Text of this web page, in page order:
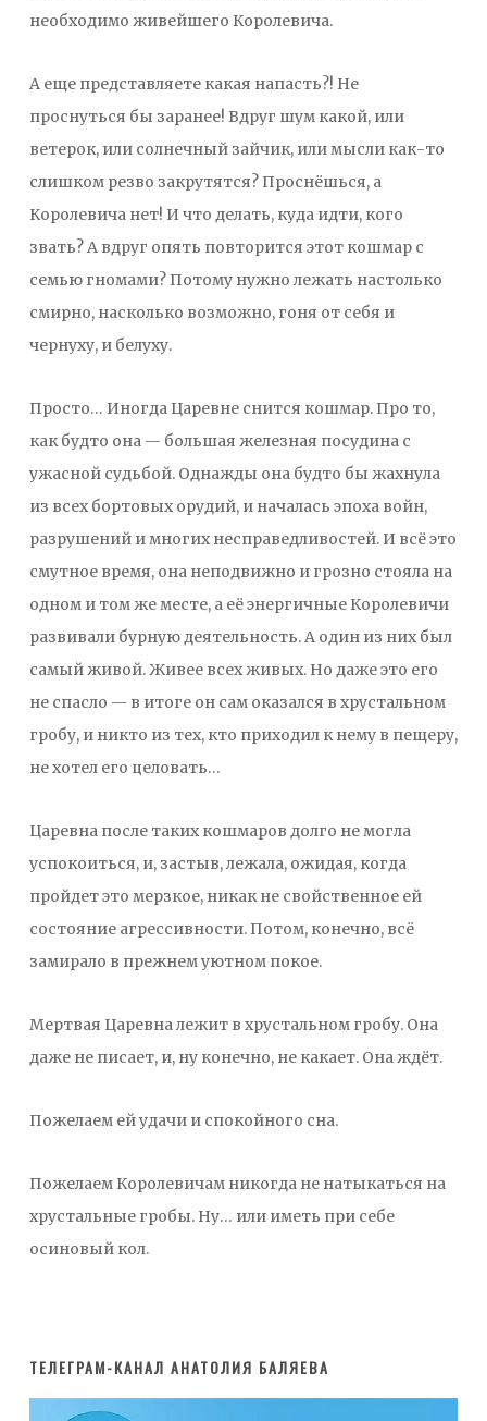
необходимо живейшего Королевича.
А еще представляете какая напасть?! Не
проснуться бы заранее! Вдруг шум какой, или
ветерок, или солнечный зайчик, или мысли как-то
слишком резво закрутятся? Проснёшься, а
Королевича нет! И что делать, куда идти, кого
звать? А вдруг опять повторится этот кошмар с
семью гномами? Потому нужно лежать настолько
смирно, насколько возможно, гоня от себя и
чернуху, и белуху.
Просто… Иногда Царевне снится кошмар. Про то,
как будто она — большая железная посудина с
ужасной судьбой. Однажды она будто бы жахнула
из всех бортовых орудий, и началась эпоха войн,
разрушений и многих несправедливостей. И всё это
смутное время, она неподвижно и грозно стояла на
одном и том же месте, а её энергичные Королевичи
развивали бурную деятельность. А один из них был
самый живой. Живее всех живых. Но даже это его
не спасло — в итоге он сам оказался в хрустальном
гробу, и никто из тех, кто приходил к нему в пещеру,
не хотел его целовать…
Царевна после таких кошмаров долго не могла
успокоиться, и, застыв, лежала, ожидая, когда
пройдет это мерзкое, никак не свойственное ей
состояние агрессивности. Потом, конечно, всё
замирало в прежнем уютном покое.
Мертвая Царевна лежит в хрустальном гробу. Она
даже не писает, и, ну конечно, не какает. Она ждёт.
Пожелаем ей удачи и спокойного сна.
Пожелаем Королевичам никогда не натыкаться на
хрустальные гробы. Ну… или иметь при себе
осиновый кол.
ТЕЛЕГРАМ-КАНАЛ АНАТОЛИЯ БАЛЯЕВА